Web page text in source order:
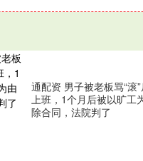
通配资 男子被老板骂“滚
上班，1个月后被以旷工
除合同，法院判了